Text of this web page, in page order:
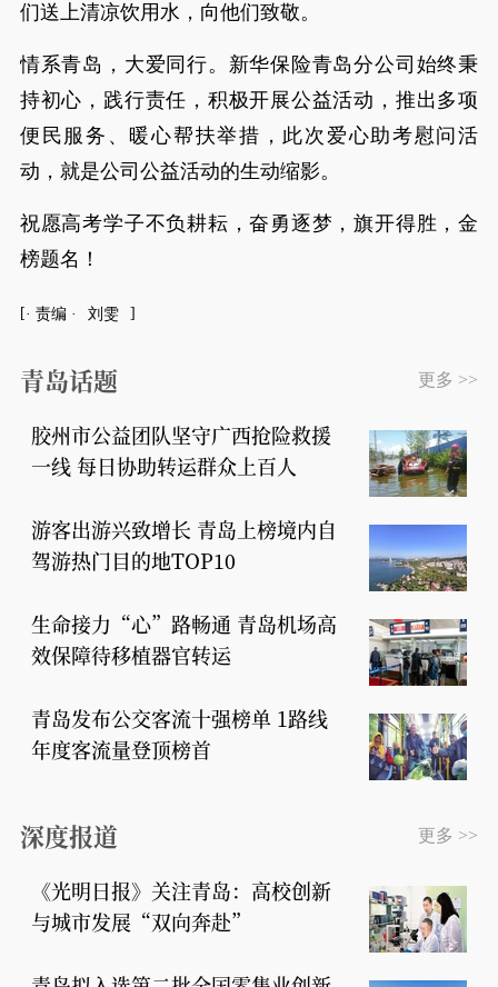
们送上清凉饮用水，向他们致敬。
情系青岛，大爱同行。新华保险青岛分公司始终秉
持初心，践行责任，积极开展公益活动，推出多项
便民服务、暖心帮扶举措，此次爱心助考慰问活
动，就是公司公益活动的生动缩影。
祝愿高考学子不负耕耘，奋勇逐梦，旗开得胜，金
榜题名！
· 责编 · 刘雯
青岛话题 更多 >>
胶州市公益团队坚守广西抢险救援
一线 每日协助转运群众上百人
游客出游兴致增长 青岛上榜境内自
驾游热门目的地TOP10
生命接力“心”路畅通 青岛机场高
效保障待移植器官转运
青岛发布公交客流十强榜单 1路线
年度客流量登顶榜首
深度报道 更多 >>
《光明日报》关注青岛：高校创新
与城市发展“双向奔赴”